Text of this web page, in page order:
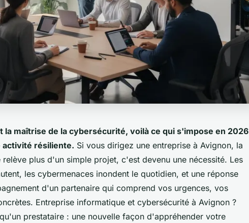
la maîtrise de la cybersécurité, voilà ce qui s'impose en 2026
activité résiliente. Si vous dirigez une entreprise à Avignon, la
plus d'un simple projet, c'est devenu une nécessité. Les
les cybermenaces inondent le quotidien, et une réponse
d'un partenaire qui comprend vos urgences, vos
Entreprise informatique et cybersécurité à Avignon ?
prestataire : une nouvelle façon d'appréhender votre